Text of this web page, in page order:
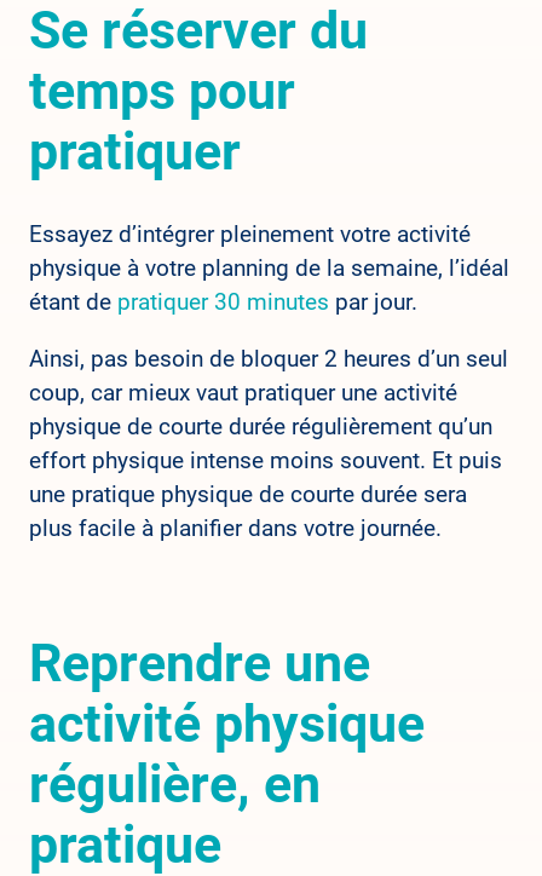
Se réserver du
temps pour
pratiquer
Essayez d’intégrer pleinement votre activité
physique à votre planning de la semaine, l’idéal
étant de pratiquer 30 minutes par jour.
Ainsi, pas besoin de bloquer 2 heures d’un seul
coup, car mieux vaut pratiquer une activité
physique de courte durée régulièrement qu’un
effort physique intense moins souvent. Et puis
une pratique physique de courte durée sera
plus facile à planifier dans votre journée.
Reprendre une
activité physique
régulière, en
pratique